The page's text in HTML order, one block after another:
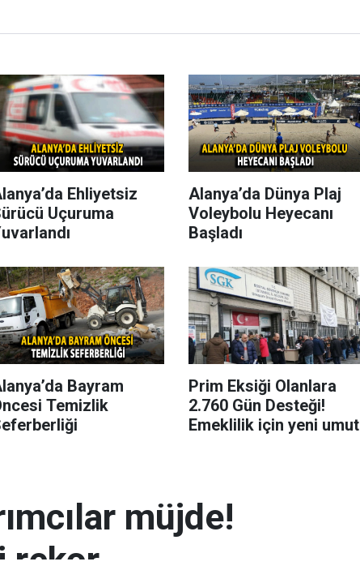
Ehliyetsiz
Uçuruma
Alanya’da Dünya Plaj
Voleybolu Heyecanı
Başladı
Bayram
Temizlik
Prim Eksiği Olanlara
2.760 Gün Desteği!
Emeklilik için yeni umut
müjde!
rekor